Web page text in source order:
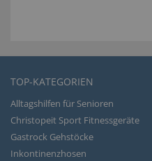
TOP-KATEGORIEN
Alltagshilfen für Senioren
Christopeit Sport Fitnessgeräte
Gastrock Gehstöcke
Inkontinenzhosen